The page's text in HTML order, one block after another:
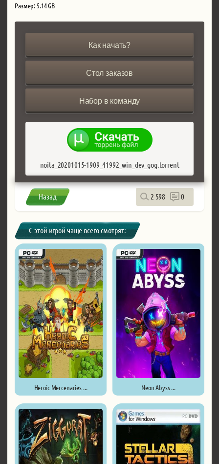
Размер: 5.14 GB
Как начать?
Стол заказов
Набор в команду
noita_20201015-1909_41992_win_dev_gog.torrent
Назад 2 598 0
С этой игрой чаще всего смотрят:
Heroic Mercenaries ... Neon Abyss ...